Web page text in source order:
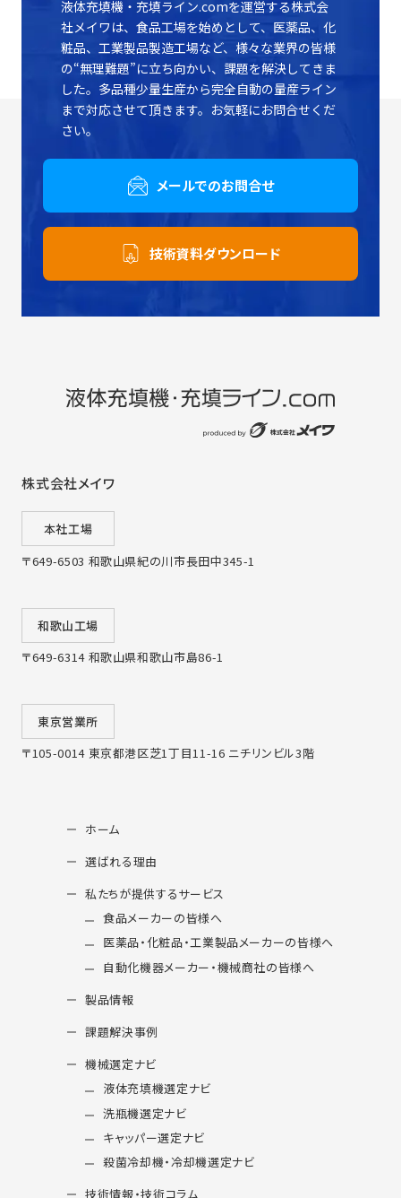
液体充填機・充填ライン.comを運営する株式会
社メイワは、食品工場を始めとして、医薬品、化
粧品、工業製品製造工場など、様々な業界の皆様
の“無理難題”に立ち向かい、課題を解決してきま
した。多品種少量生産から完全自動の量産ライン
まで対応させて頂きます。お気軽にお問合せくだ
さい。
メールでのお問合せ
技術資料ダウンロード
株式会社メイワ
本社工場
〒649-6503 和歌山県紀の川市長田中345-1
和歌山工場
〒649-6314 和歌山県和歌山市島86-1
東京営業所
〒105-0014 東京都港区芝1丁目11-16 ニチリンビル3階
ホーム
選ばれる理由
私たちが提供するサービス
食品メーカーの皆様へ
医薬品・化粧品・工業製品メーカーの皆様へ
自動化機器メーカー・機械商社の皆様へ
製品情報
課題解決事例
機械選定ナビ
液体充填機選定ナビ
洗瓶機選定ナビ
キャッパー選定ナビ
殺菌冷却機・冷却機選定ナビ
技術情報・技術コラム